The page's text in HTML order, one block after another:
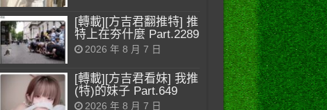
[轉載][方吉君翻推特] 推
特上在夯什麼 Part.2289
2026 年 8 月 7 日
[轉載][方吉君看妹] 我推
(特)的妹子 Part.649
2026 年 8 月 7 日